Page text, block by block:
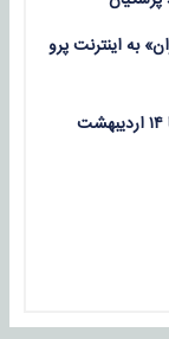
«پرستاران» به اینترنت پرو
کسانی که تاکنون از کالابرگ استفاده نکرده‌اند، تا ۱۴ اردیبهشت